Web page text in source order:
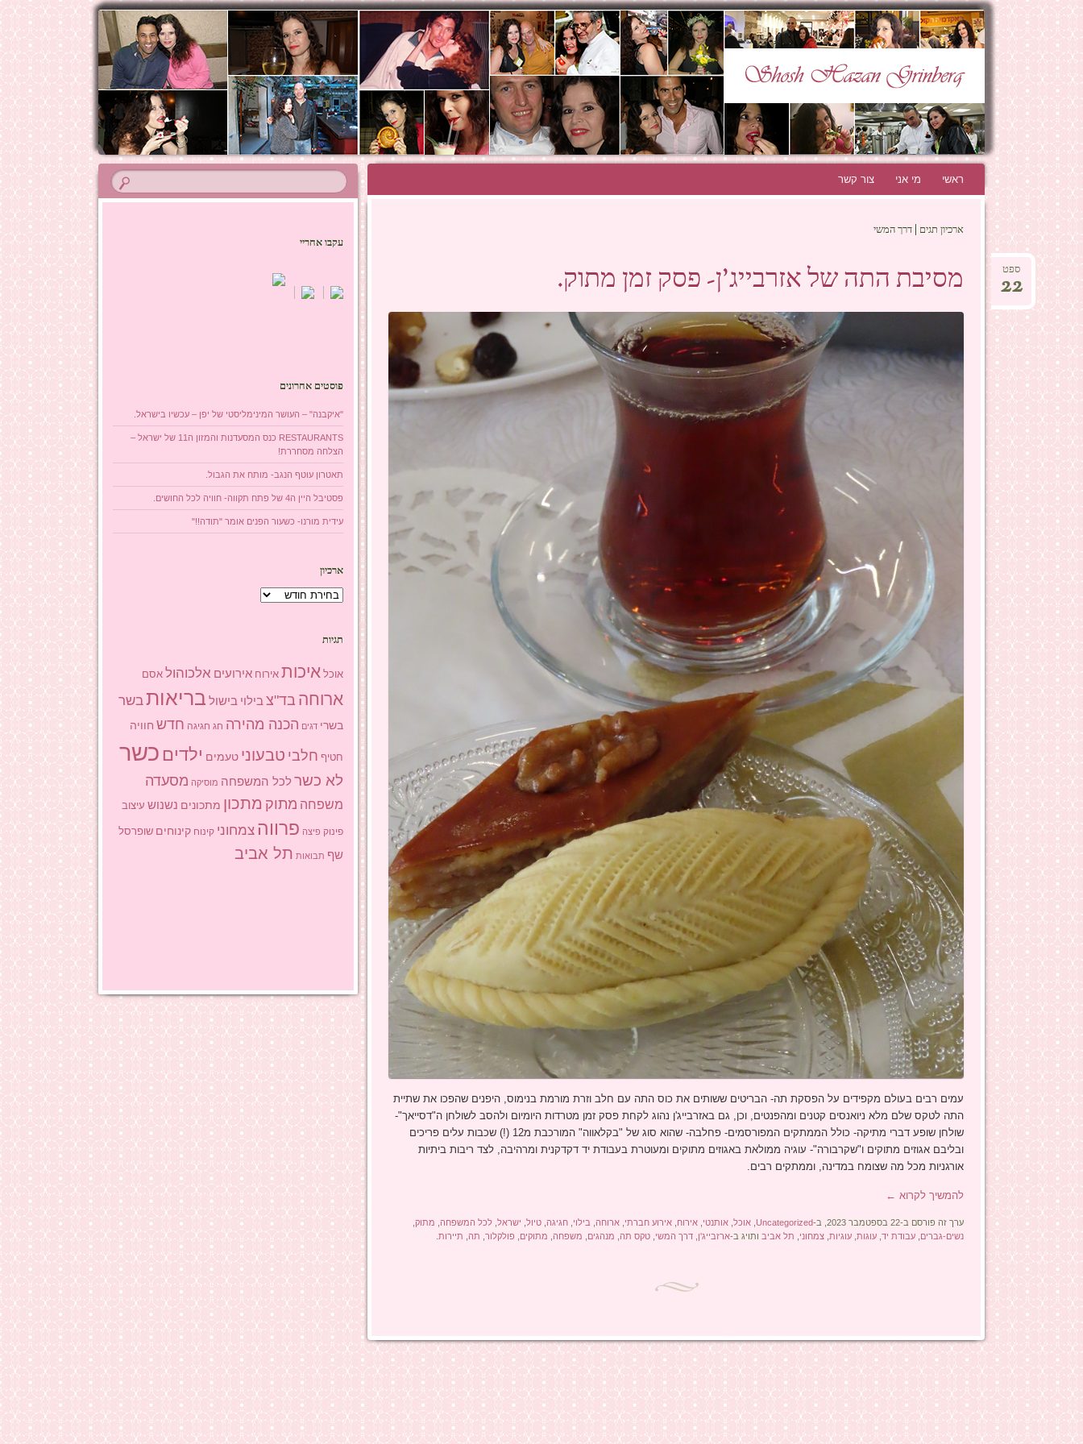
SHOSH HAZAN GRINBERG
THE BEST BLOG EVER!
לדלג לתוכן
ראשי מי אני צור קשר
ארכיון תגים | דרך המשי
מסיבת התה של אזרבייג'ן- פסק זמן מתוק. ספט
22
עמים רבים בעולם מקפידים על הפסקת תה- הבריטים ששותים את כוס התה עם חלב וזרת מורמת בנימוס, היפנים שהפכו את שתיית
התה לטקס שלם מלא ניואנסים קטנים ומהפנטים, וכן, גם באזרבייג'ן נהוג לקחת פסק זמן מטרדות היומיום ולהסב לשולחן ה"דסייאך"-
שולחן שופע דברי מתיקה- כולל הממתקים המפורסמים- פחלבה- שהוא סוג של "בקלאווה" המורכבת מ12 (!) שכבות עלים פריכים
ובליבם אגוזים מתוקים ו"שקרבורה"- עוגיה ממולאת באגוזים מתוקים ומעוטרת בעבודת יד דקדקנית ומרהיבה, לצד ריבות ביתיות
אורגניות מכל מה שצומח במדינה, וממתקים רבים.
להמשיך לקרוא ←
ערך זה פורסם ב-22 בספטמבר 2023, ב- Uncategorized
, אוכל, אותנטי, אירוח, אירוע חברתי, ארוחה, בילוי, חגיגה, טיול, ישראל, לכל המשפחה, מתוק,
נשים-גברים, עבודת יד, עוגות, עוגיות, צמחוני, תל אביבותויג ב-ארזבייג'ן, דרך המשי, טקס תה, מנהגים, משפחה, מתוקים, פולקלור, תה, תיירות.
ניווט בפוסטים
עקבו אחריי
פוסטים אחרונים
"איקבנה" – העושר המינימליסטי של יפן – עכשיו בישראל.
RESTAURANTS כנס המסעדנות והמזון ה11 של ישראל –
הצלחה מסחררת!
תאטרון עוטף הנגב- מותח את הגבול.
פסטיבל היין ה4 של פתח תקווה- חוויה לכל החושים.
עידית מורנו- כשעור הפנים אומר "תודה!!"
ארכיון
ארכיון
תגיות
אוכל איכות אירוח אירועים אלכוהול אסם
ארוחה בד"צ בילוי בישול בריאותבשר
בשרי דגים הכנה מהירה חג חגיגה חדש חוויה
חטיף חלבי טבעוני טעמים ילדים כשר
לא כשר לכל המשפחה מוסיקה מסעדה
משפחה מתוק מתכון מתכונים נשנוש עיצוב
פינוק פיצה פרווה צמחוני קינוח קינוחים שופרסל
שף תבואות תל אביב